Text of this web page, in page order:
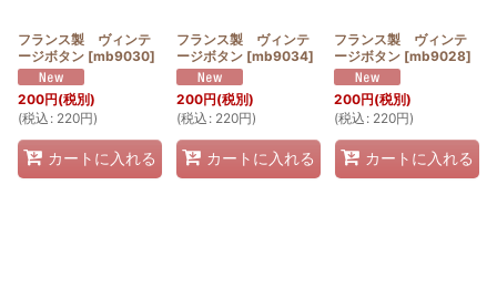
フランス製 ヴィンテ
ージボタン [mb9030]
200円(税別)
(税込 : 220円)
カートに入れる
フランス製 ヴィンテ
ージボタン [mb9034]
200円(税別)
(税込 : 220円)
カートに入れる
フランス製 ヴィンテ
ージボタン [mb9028]
200円(税別)
(税込 : 220円)
カートに入れる